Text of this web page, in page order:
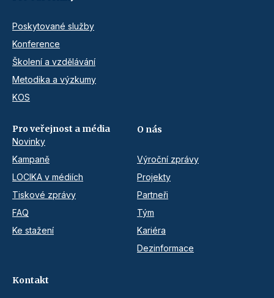
Poskytované služby
Konference
Školení a vzdělávání
Metodika a výzkumy
KOS
Pro veřejnost a média
Novinky
Kampaně
LOCIKA v médiích
Tiskové zprávy
FAQ
Ke stažení
O nás
Výroční zprávy
Projekty
Partneři
Tým
Kariéra
Dezinformace
Kontakt